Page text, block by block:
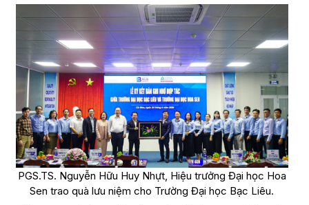
PGS.TS. Nguyễn Hữu Huy Nhựt, Hiệu trưởng Đại học Hoa
Sen trao quà lưu niệm cho Trường Đại học Bạc Liêu.